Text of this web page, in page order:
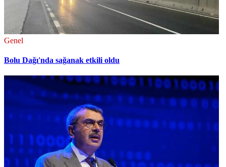
Genel
Bolu Dağı'nda sağanak etkili oldu